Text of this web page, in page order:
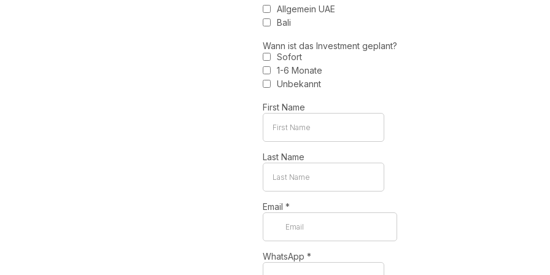
Allgemein UAE
Bali
Wann ist das Investment geplant?
Sofort
1-6 Monate
Unbekannt
First Name
Last Name
Email *
WhatsApp *